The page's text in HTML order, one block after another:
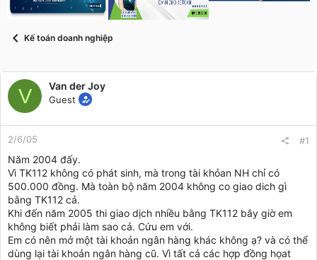
a
r
Kế toán doanh nghiệp
V Van der Joy
Guest
2/6/05 #1
Năm 2004 đấy.
Vì TK112 không có phát sinh, mà trong tài khỏan NH chỉ có
500.000 đồng. Mà toàn bộ năm 2004 không co giao dich gì
bằng TK112 cả.
Khi đến năm 2005 thi giao dịch nhiều bằng TK112 bây giờ em
không biết phải làm sao cả. Cứu em với.
Em có nên mở một tài khoản ngân hàng khác không ạ? và có thể
dùng lại tài khoản ngân hàng cũ. Vì tất cả các hợp đồng họat